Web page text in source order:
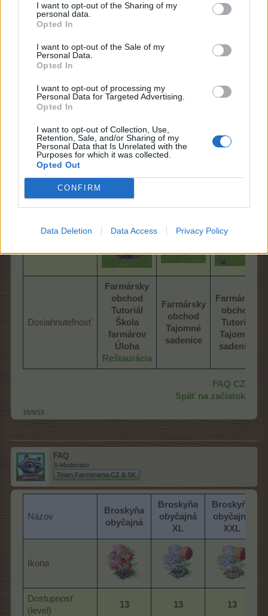
I want to opt-out of the Sharing of my
personal data.
Opted In
I want to opt-out of the Sale of my
Personal Data.
Opted In
I want to opt-out of processing my
Personal Data for Targeted Advertising.
Opted In
I want to opt-out of Collection, Use,
Retention, Sale, and/or Sharing of my
Personal Data that Is Unrelated with the
Purposes for which it was collected.
Opted Out
CONFIRM
Data Deletion Data Access Privacy Policy
Dostupnosť
Cena v obchode 25 Fl
produkcie (h)
4x Jablko 4x Jablko
Protihodnota 60 60
Umiestnenie
plocha
Dosiahnuteľnosť
Farmársky
obchod
Tutoriál
Škola
farmárov
Úloha
Reštaurácia
Farmársky
obchod
Tajomné
sadenice
Farmársky
obchod
Tutoriál
Tajomné
sadenice
FAQ CZ
Späť na začiatok
16/9/15
FAQ
S-Moderator
Team Farmerama CZ & SK
Názov
Broskyňa
obyčajná
Broskyňa
obyčajná
XL
Broskyňa
obyčajná
XXL
Ikona
Dostupnosť
(level)
13 13 13